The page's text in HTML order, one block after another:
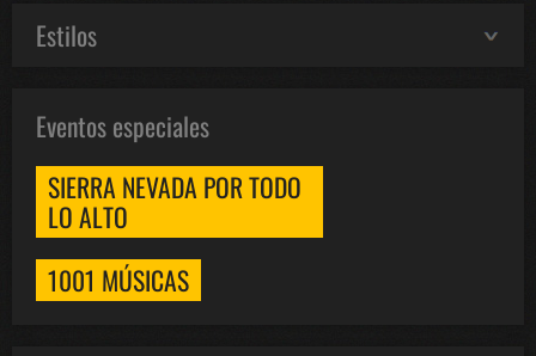
Estilos
Eventos especiales
SIERRA NEVADA POR TODO
LO ALTO
1001 MÚSICAS